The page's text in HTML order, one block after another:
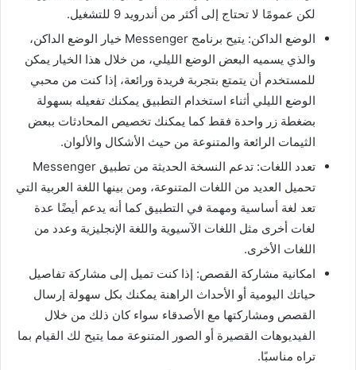
لكن عمومًا لا تحتاج إلى أكثر من أندرويد 9 للتشغيل.
الوضع الداكن: يتيح برنامج Messenger خيار الوضع الداكن،
والذي يسميه البعض الوضع الليلي، من خلال هذا الخيار يمكن
للمستخدم أن يتمتع بتجربة فريدة ورائعة، إذا كنت من محبي
الوضع الليلي أثناء استخدام التطبيق يمكنك تفعيله بسهولة
بضغطة زر واحدة فقط كما يمكنك تخصيص المحادثات ببعض
الثيمات الرائعة والمتنوعة من حيث الأشكال والألوان.
تعدد اللغات: تدعم النسخة الحديثة من تطبيق Messenger
تحميل العديد من اللغات المتنوعة، ومن بينها اللغة العربية التي
تعد لغة أساسية ومهمة في التطبيق كما أنه يدعم أيضًا عدة
لغات أخرى مثل اللغات الآسيوية واللغة الإنجليزية وعدد من
اللغات الأخرى.
امكانية مشاركة القصص: إذا كنت تميل إلى مشاركة تفاصيل
حياتك اليومية أو الأحداث الراهنة يمكنك بكل سهولة إرسال
القصص ومشاركتها مع الأصدقاء سواء كان ذلك من خلال
الفيديوهات القصيرة أو الصور المتنوعة مما يتيح لك القيام بما
تراه مناسبًا.